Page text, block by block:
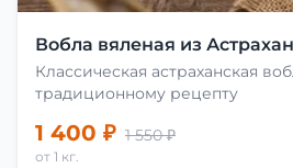
Вобла вяленая из
Классическая астраханская
традиционному рецепту
1 400 ₽ 1 550 ₽
от 1 кг.